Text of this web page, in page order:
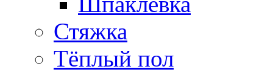
Стяжка
Тёплый пол